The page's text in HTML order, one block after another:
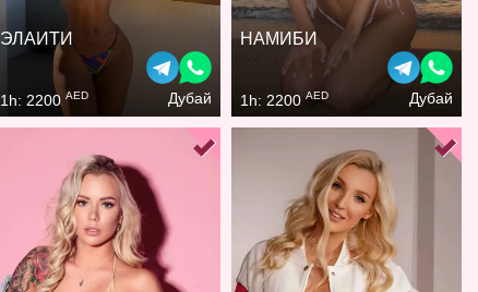
ЭЛАИТИ
1h: 2200 AED Дубай
НАМИБИ
1h: 2200AED Дубай